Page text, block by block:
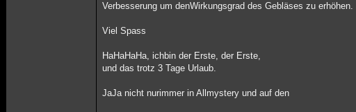
Verbesserung um denWirkungsgrad des Gebläses zu erhöhen.
Viel Spass
HaHaHaHa, ichbin der Erste, der Erste,
und das trotz 3 Tage Urlaub.
JaJa nicht nurimmer in Allmystery und auf den